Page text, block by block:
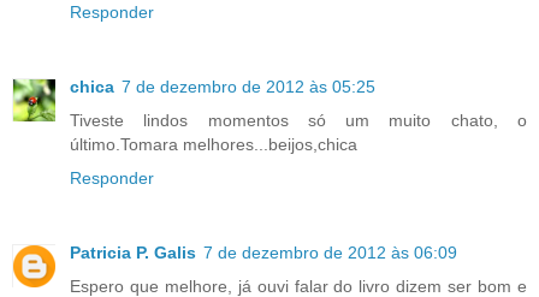
Responder
chica 7 de dezembro de 2012 às 05:25
Tiveste lindos momentos só um muito chato, o
último.Tomara melhores...beijos,chica
Responder
Patricia P. Galis 7 de dezembro de 2012 às 06:09
Espero que melhore, já ouvi falar do livro dizem ser bom e